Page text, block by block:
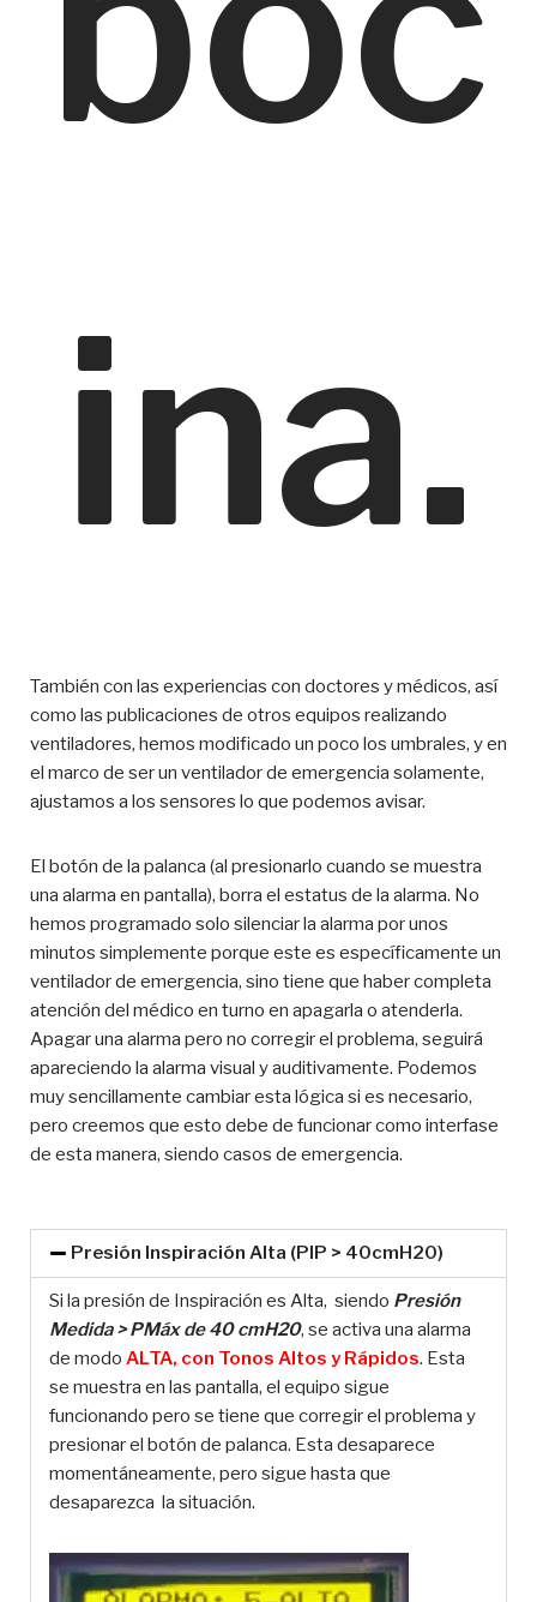
ina.
También con las experiencias con doctores y médicos, así
como las publicaciones de otros equipos realizando
ventiladores, hemos modificado un poco los umbrales, y en
el marco de ser un ventilador de emergencia solamente,
ajustamos a los sensores lo que podemos avisar.
El botón de la palanca (al presionarlo cuando se muestra
una alarma en pantalla), borra el estatus de la alarma. No
hemos programado solo silenciar la alarma por unos
minutos simplemente porque este es específicamente un
ventilador de emergencia, sino tiene que haber completa
atención del médico en turno en apagarla o atenderla.
Apagar una alarma pero no corregir el problema, seguirá
apareciendo la alarma visual y auditivamente. Podemos
muy sencillamente cambiar esta lógica si es necesario,
pero creemos que esto debe de funcionar como interfase
de esta manera, siendo casos de emergencia.
Presión Inspiración Alta (PIP > 40cmH20)
Si la presión de Inspiración es Alta, siendo Presión
Medida > PMáx de 40 cmH20, se activa una alarma
de modo ALTA, con Tonos Altos y Rápidos. Esta
se muestra en las pantalla, el equipo sigue
funcionando pero se tiene que corregir el problema y
presionar el botón de palanca. Esta desaparece
momentáneamente, pero sigue hasta que
desaparezca la situación.